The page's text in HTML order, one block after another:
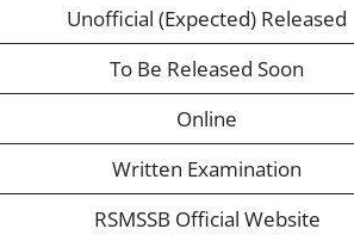
Unofficial (Expected) Released
To Be Released Soon
Online
Written Examination
RSMSSB Official Website